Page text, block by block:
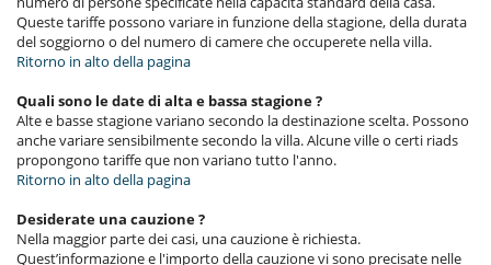
Queste tariffe possono variare in funzione della stagione, della durata
del soggiorno o del numero di camere che occuperete nella villa.
Ritorno in alto della pagina
Quali sono le date di alta e bassa stagione ?
Alte e basse stagione variano secondo la destinazione scelta. Possono
anche variare sensibilmente secondo la villa. Alcune ville o certi riads
propongono tariffe que non variano tutto l'anno.
Ritorno in alto della pagina
Desiderate una cauzione ?
Nella maggior parte dei casi, una cauzione è richiesta.
Quest’informazione e l'importo della cauzione vi sono precisate nelle